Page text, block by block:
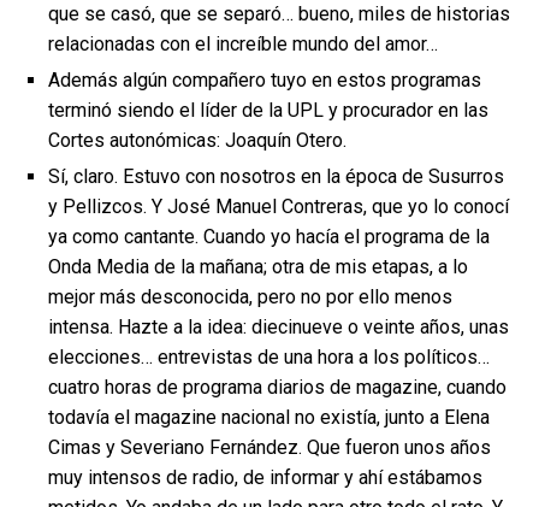
que se casó, que se separó… bueno, miles de historias
relacionadas con el increíble mundo del amor…
Además algún compañero tuyo en estos programas
terminó siendo el líder de la UPL y procurador en las
Cortes autonómicas: Joaquín Otero.
Sí, claro. Estuvo con nosotros en la época de Susurros
y Pellizcos. Y José Manuel Contreras, que yo lo conocí
ya como cantante. Cuando yo hacía el programa de la
Onda Media de la mañana; otra de mis etapas, a lo
mejor más desconocida, pero no por ello menos
intensa. Hazte a la idea: diecinueve o veinte años, unas
elecciones… entrevistas de una hora a los políticos…
cuatro horas de programa diarios de magazine, cuando
todavía el magazine nacional no existía, junto a Elena
Cimas y Severiano Fernández. Que fueron unos años
muy intensos de radio, de informar y ahí estábamos